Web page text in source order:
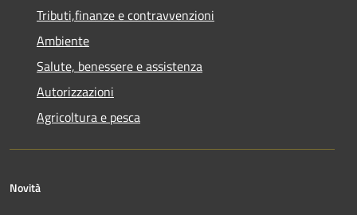
Tributi,finanze e contravvenzioni
Ambiente
Salute, benessere e assistenza
Autorizzazioni
Agricoltura e pesca
Novità